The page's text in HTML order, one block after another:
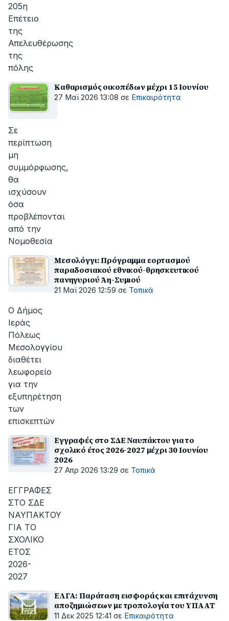
205η
Επέτειο
της
Απελευθέρωσης
της
πόλης
Καθαρισμός οικοπέδων μέχρι 15 Ιουνίου
27 Μαϊ 2026 13:08 σε Επικαιρότητα
Σε
περίπτωση
μη
συμμόρφωσης,
θα
ισχύσουν
όσα
προβλέπονται
από την
Νομοθεσία
Μεσολόγγι: Πρόγραμμα εορτασμού
παραδοσιακού εθνικού-θρησκευτικού
πανηγυριού Άη-Συμιού
21 Μαϊ 2026 12:59 σε Τοπικά
Ο Δήμος
Ιεράς
Πόλεως
Μεσολογγίου
διαθέτει
λεωφορείο
για την
εξυπηρέτηση
των
επισκεπτών
Εγγραφές στο ΣΔΕ Ναυπάκτου για το
σχολικό έτος 2026-2027 μέχρι 30 Ιουνίου
2026
27 Απρ 2026 13:29 σε Τοπικά
ΕΓΓΡΑΦΕΣ
ΣΤΟ ΣΔΕ
ΝΑΥΠΑΚΤΟΥ
ΓΙΑ ΤΟ
ΣΧΟΛΙΚΟ
ΕΤΟΣ
2026-
2027
ΕΛΓΑ: Παράταση εισφοράς και επιτάχυνση
αποζημιώσεων με τροπολογία του ΥΠΑΑΤ
11 Δεκ 2025 12:41 σε Επικαιρότητα